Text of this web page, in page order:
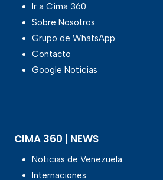
Ir a Cima 360
Sobre Nosotros
Grupo de WhatsApp
Contacto
Google Noticias
CIMA 360 | NEWS
Noticias de Venezuela
Internaciones